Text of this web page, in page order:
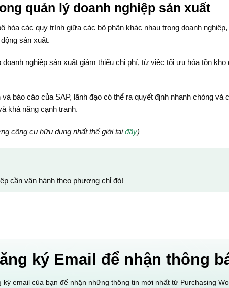
quản lý doanh nghiệp sản xuất
hóa các quy trình giữa các bộ phận khác nhau trong doanh nghiệp,
sản xuất.
nghiệp sản xuất giảm thiểu chi phí, từ việc tối ưu hóa tồn kho
báo cáo của SAP, lãnh đạo có thể ra quyết định nhanh chóng và
khả năng cạnh tranh.
công cụ hữu dụng nhất thế giới tạiđây)
cần vận hành theo phương chỉ đó!
ký Email để nhận thông
ký email của bạn để nhận những thông tin mới nhất từ Purchasing